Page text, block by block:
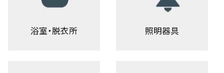
浴室・脱衣所 照明器具